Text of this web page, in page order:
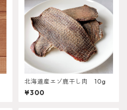
北海道産エゾ鹿干し肉 10g
¥300